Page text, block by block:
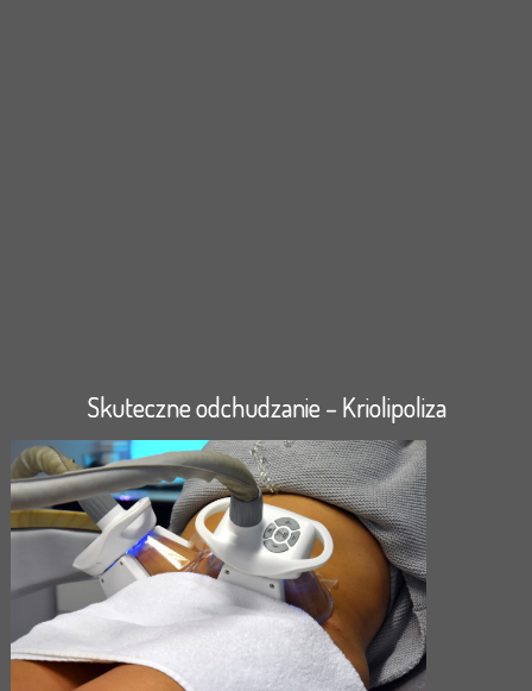
Skuteczne odchudzanie – Kriolipoliza